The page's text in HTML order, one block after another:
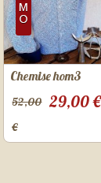
Chemise hom3
29,00 €
52,00
€